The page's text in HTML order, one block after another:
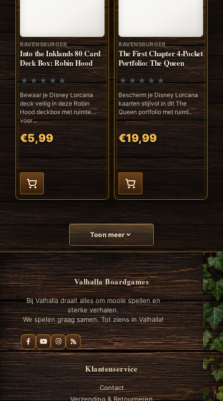
RAVENSBURGER
Into the Inklands 80 Card
Deck Box: Robin Hood
Bewaar je Disney Lorcana
deck veilig in deze Robin
Hood deckbox met ruimte
voor ..
€5,99
RAVENSBURGER
The First Chapter 4-Pocket
Portfolio: The Queen
Bescherm je Disney Lorcana
kaarten stijlvol in dit The
Queen portfolio met ruimt..
€19,99
Toon meer
Valhalla Boardgames
Bij Valhalla draait alles om mooie spellen en
sterke verhalen.
We spelen graag samen. Tot ziens in Valhalla!
Klantenservice
Contact
Verzending & Retourneren